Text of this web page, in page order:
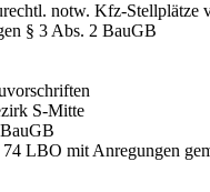
notw. Kfz-
§ 3 Abs. 2 BauGB
S-Mitte
LBO mit Anregungen